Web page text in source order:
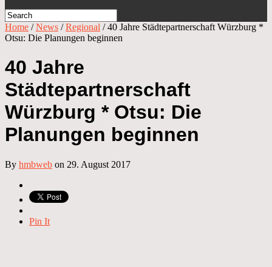
Home /News /Regional /40 Jahre Städtepartnerschaft Würzburg *
Otsu: Die Planungen beginnen
40 Jahre
Städtepartnerschaft
Würzburg * Otsu: Die
Planungen beginnen
By hmbweb on 29. August 2017
Pin It